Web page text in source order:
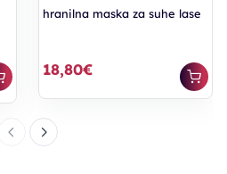
hranilna maska za suhe lase
18,80€